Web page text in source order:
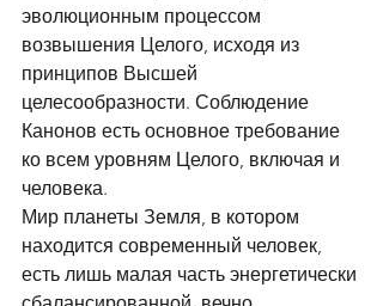
эволюционным процессом
возвышения Целого, исходя из
принципов Высшей
целесообразности. Соблюдение
Канонов есть основное требование
ко всем уровням Целого, включая и
человека.
Мир планеты Земля, в котором
находится современный человек,
есть лишь малая часть энергетически